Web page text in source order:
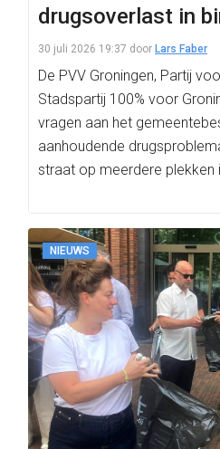
drugsoverlast in
30 juli 2026 19:37 door Lars Faber
De PVV Groningen, Partij
Stadspartij 100% voor
vragen aan het
aanhoudende
straat op meerdere plekken
NIEUWS